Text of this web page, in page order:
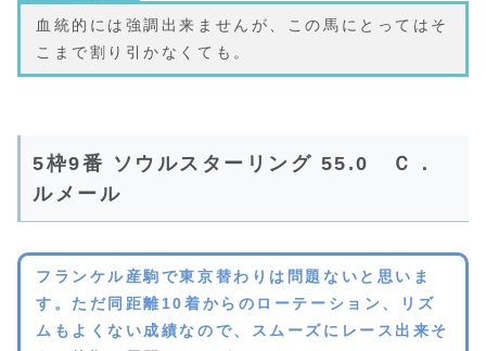
血統的には強調出来ませんが、この馬にとってはそ
こまで割り引かなくても。
5枠9番 ソウルスターリング 55.0 Ｃ．
ルメール
フランケル産駒で東京替わりは問題ないと思いま
す。ただ同距離10着からのローテーション、リズ
ムもよくない成績なので、スムーズにレース出来そ